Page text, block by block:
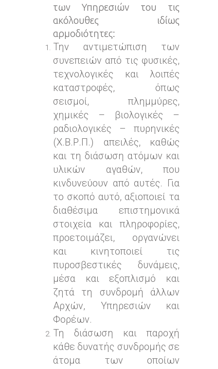
των Υπηρεσιών του τις
ακόλουθες ιδίως
αρμοδιότητες:
Την αντιμετώπιση των
συνεπειών από τις φυσικές,
τεχνολογικές και λοιπές
καταστροφές, όπως
σεισμοί, πλημμύρες,
χημικές – βιολογικές –
ραδιολογικές – πυρηνικές
(Χ.Β.Ρ.Π.) απειλές, καθώς
και τη διάσωση ατόμων και
υλικών αγαθών, που
κινδυνεύουν από αυτές. Για
το σκοπό αυτό, αξιοποιεί τα
διαθέσιμα επιστημονικά
στοιχεία και πληροφορίες,
προετοιμάζει, οργανώνει
και κινητοποιεί τις
πυροσβεστικές δυνάμεις,
μέσα και εξοπλισμό και
ζητά τη συνδρομή άλλων
Αρχών, Υπηρεσιών και
Φορέων.
Τη διάσωση και παροχή
κάθε δυνατής συνδρομής σε
άτομα των οποίων